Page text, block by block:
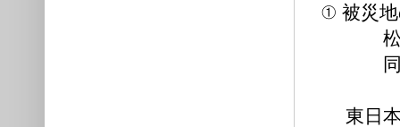
① 被災
松岡
同都市
東日本